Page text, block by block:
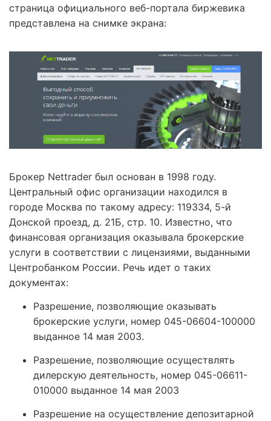
страница официального веб-портала биржевика
представлена на снимке экрана:
Брокер Nettrader был основан в 1998 году.
Центральный офис организации находился в
городе Москва по такому адресу: 119334, 5-й
Донской проезд, д. 21Б, стр. 10. Известно, что
финансовая организация оказывала брокерские
услуги в соответствии с лицензиями, выданными
Центробанком России. Речь идет о таких
документах:
Разрешение, позволяющие оказывать
брокерские услуги, номер 045-06604-100000
выданное 14 мая 2003.
Разрешение, позволяющие осуществлять
дилерскую деятельность, номер 045-06611-
010000 выданное 14 мая 2003
Разрешение на осуществление депозитарной